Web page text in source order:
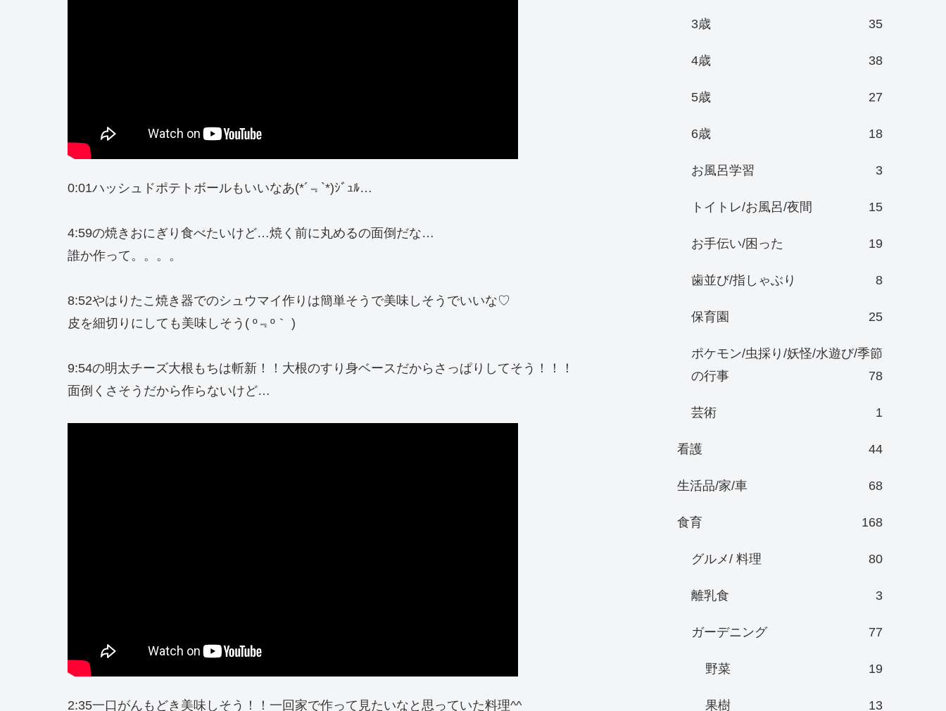
0:01ハッシュドポテトボールもいいなあ(*´﹃`*)ｼﾞｭﾙ…
4:59の焼きおにぎり食べたいけど…焼く前に丸めるの面倒だな…
誰か作って。。。。
8:52やはりたこ焼き器でのシュウマイ作りは簡単そうで美味しそうでいいな♡
皮を細切りにしても美味しそう( º﹃º｀ )
9:54の明太チーズ大根もちは斬新！！大根のすり身ベースだからさっぱりしてそう！！！
面倒くさそうだから作らないけど…
2:35一口がんもどき美味しそう！！一回家で作って見たいなと思っていた料理^^
3歳 35
4歳 38
5歳 27
6歳 18
お風呂学習 3
トイトレ/お風呂/夜間 15
お手伝い/困った 19
歯並び/指しゃぶり 8
保育園 25
ポケモン/虫採り/妖怪/水遊び/季節
の行事
78
芸術 1
看護 44
生活品/家/車 68
食育 168
グルメ/ 料理 80
離乳食 3
ガーデニング 77
野菜 19
果樹 13